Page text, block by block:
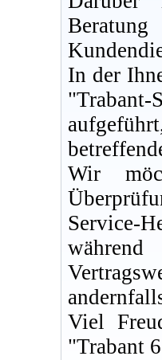
In der
Wir
Service-
Viel
"Trabant